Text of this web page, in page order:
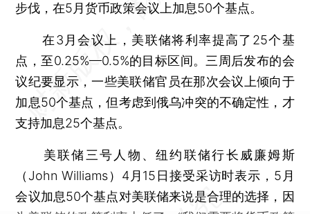
步伐，在5月货币政策会议上加息50个基点。
在3月会议上，美联储将利率提高了25个基
点，至0.25%—0.5%的目标区间。三周后发布的会
议纪要显示，一些美联储官员在那次会议上倾向于
加息50个基点，但考虑到俄乌冲突的不确定性，才
支持加息25个基点。
美联储三号人物、纽约联储行长威廉姆斯
（John Williams）4月15日接受采访时表示，5月
会议加息50个基点对美联储来说是合理的选择，因